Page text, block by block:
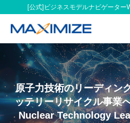
[公式]ビジネスモデルナビゲーター
原子力技術のリーディン
ッテリーリサイクル事業
Nuclear Technology